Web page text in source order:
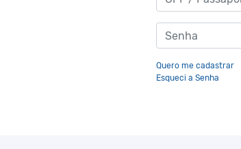
Quero me cadastrar
Esqueci a Senha